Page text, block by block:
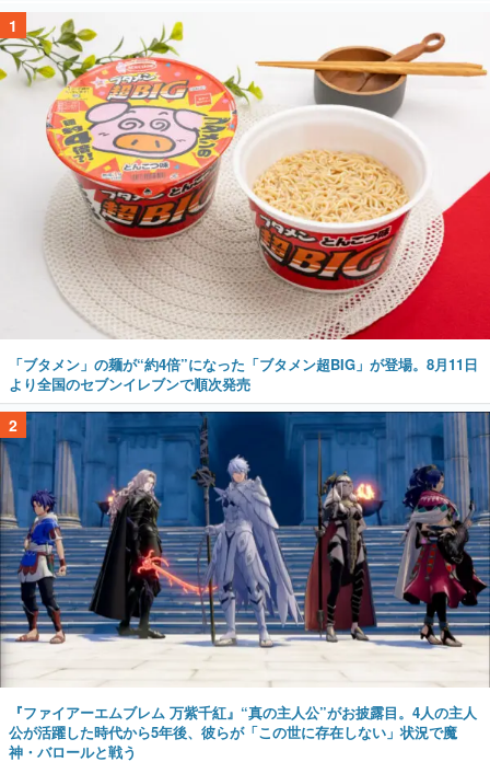
1
「ブタメン」の麺が“約4倍”になった「ブタメン超BIG」が登場。8月11日
より全国のセブンイレブンで順次発売
2
『ファイアーエムブレム 万紫千紅』“真の主人公”がお披露目。4人の主人
公が活躍した時代から5年後、彼らが「この世に存在しない」状況で魔
神・バロールと戦う